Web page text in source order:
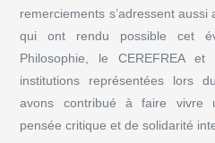
remerciements s’adressent
qui ont rendu possible cet
Philosophie, le CEREFREA
institutions représentées lors
avons contribué à faire vivre
pensée critique et de solidarité